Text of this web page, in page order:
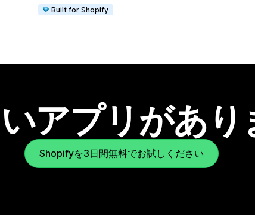
Built for Shopify
アプリがあり
Shopifyを3日間無料でお試しください